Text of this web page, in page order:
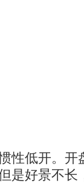
低开。开
是好景不长